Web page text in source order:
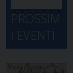
2
4
2
5
2
6
2
7
2
8
2
9
3
0
3
1 1 2 3 4 5 6
PROSSIM
I EVENTI